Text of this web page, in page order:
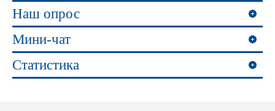
Наш опрос
Мини-чат
Статистика